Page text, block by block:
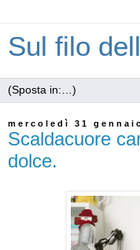
Sul filo
mercoledì 31
Scaldacuore
dolce.